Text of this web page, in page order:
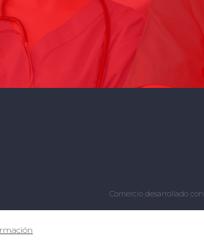
Comercio desarrollado con